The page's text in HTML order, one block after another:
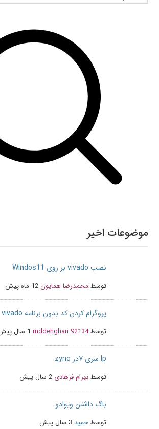
موضوعات اخیر
نصب vivado بر روی Windos11
توسط محمدرضا همایون12 ماه پیش
پروگرام کردن کد بدون برنامه vivado
توسطmddehghan.92134 1 سال پیش
Ip سری ۷در zynq
توسطبهرام فرهادی 2 سال پیش
باگ داشتن ویوادو
توسطحمید 3 سال پیش